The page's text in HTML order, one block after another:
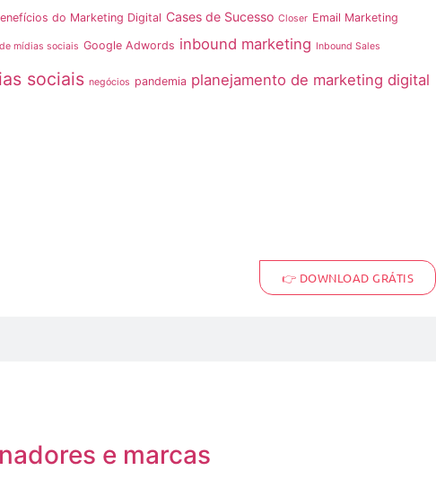
do Marketing Digital Cases de Sucesso Closer Email Marketing
mídias sociais Google Adwords inbound marketing Inbound Sales
sociais negócios pandemia planejamento de marketing digital
👉 DOWNLOAD GRÁTIS
e marcas